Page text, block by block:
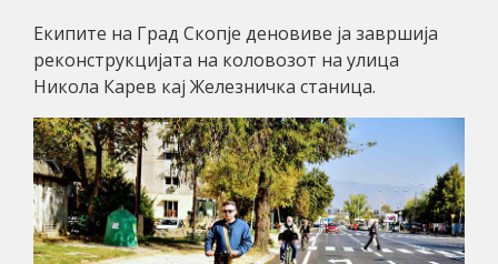
Екипите на Град Скопје деновиве ја завршија
реконструкцијата на коловозот на улица
Никола Карев кај Железничка станица.